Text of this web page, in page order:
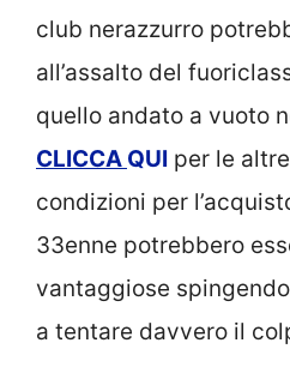
club nerazzurro
all’assalto del
quello andato a vuoto
CLICCA QUI per le
condizioni per
33enne potrebbero
vantaggiose spingendo
a tentare davvero il